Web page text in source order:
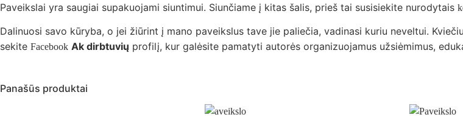
Paveikslai yra saugiai supakuojami siuntimui. Siunčiame į kitas šalis, prieš tai susisiekite nurodytais
Dalinuosi savo kūryba, o jei žiūrint į mano paveikslus tave jie paliečia, vadinasi kuriu neveltui.
sekite Facebook Ak dirbtuvių profilį, kur galėsite pamatyti autorės organizuojamus užsiėmimus,
Panašūs produktai